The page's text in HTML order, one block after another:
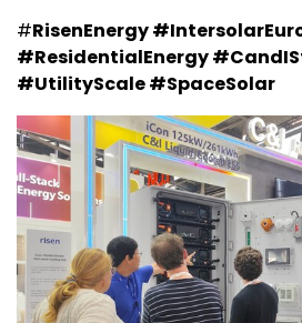
#RisenEnergy
#ResidentialEnergy
#UtilityScale #SpaceSolar